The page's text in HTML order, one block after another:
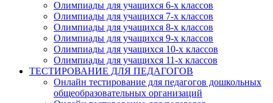
Олимпиады для учащихся 6-х классов
Олимпиады для учащихся 7-х классов
Олимпиады для учащихся 8-х классов
Олимпиады для учащихся 9-х классов
Олимпиады для учащихся 10-х классов
Олимпиады для учащихся 11-х классов
ТЕСТИРОВАНИЕ ДЛЯ ПЕДАГОГОВ
Онлайн тестирование для педагогов дошкольных
общеобразовательных организаций